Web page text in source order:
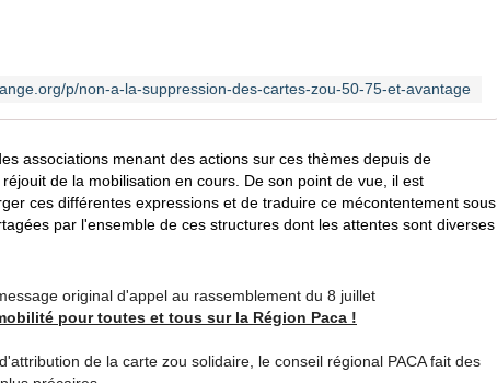
p/non-a-la-suppression-des-cartes-zou-50-75-et-avantage
associations menant des actions sur ces thèmes depuis de
de la mobilisation en cours. De son point de vue, il est
ces différentes expressions et de traduire ce mécontentement sous
par l'ensemble de ces structures dont les attentes sont diverses
original d'appel au rassemblement du 8 juillet
pour toutes et tous sur la Région Paca !
de la carte zou solidaire, le conseil régional PACA fait des